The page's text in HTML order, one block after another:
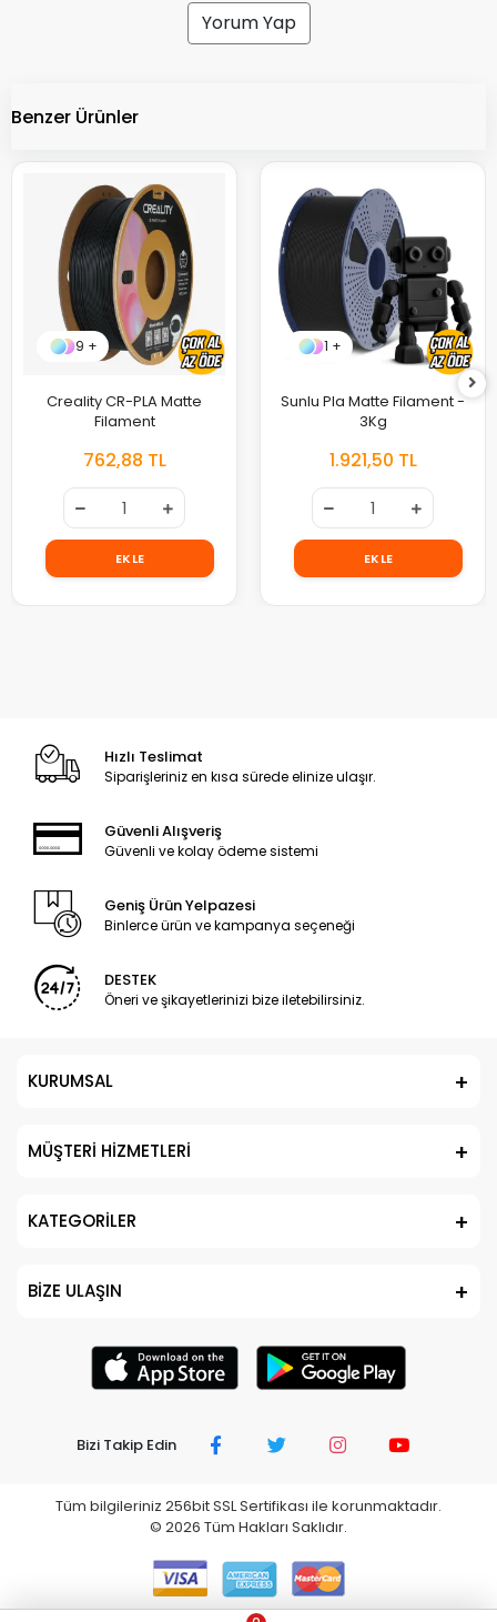
Yorum Yap
Benzer Ürünler
9 +
Creality CR-PLA Matte
Filament
762,88 TL
EKLE
1 +
Sunlu Pla Matte Filament -
3Kg
1.921,50 TL
EKLE
Hızlı Teslimat
Siparişleriniz en kısa sürede elinize ulaşır.
Güvenli Alışveriş
Güvenli ve kolay ödeme sistemi
Geniş Ürün Yelpazesi
Binlerce ürün ve kampanya seçeneği
DESTEK
Öneri ve şikayetlerinizi bize iletebilirsiniz.
KURUMSAL
MÜŞTERİ HİZMETLERİ
KATEGORİLER
BİZE ULAŞIN
Bizi Takip Edin
Tüm bilgileriniz 256bit SSL Sertifikası ile korunmaktadır.
© 2026 Tüm Hakları Saklıdır.